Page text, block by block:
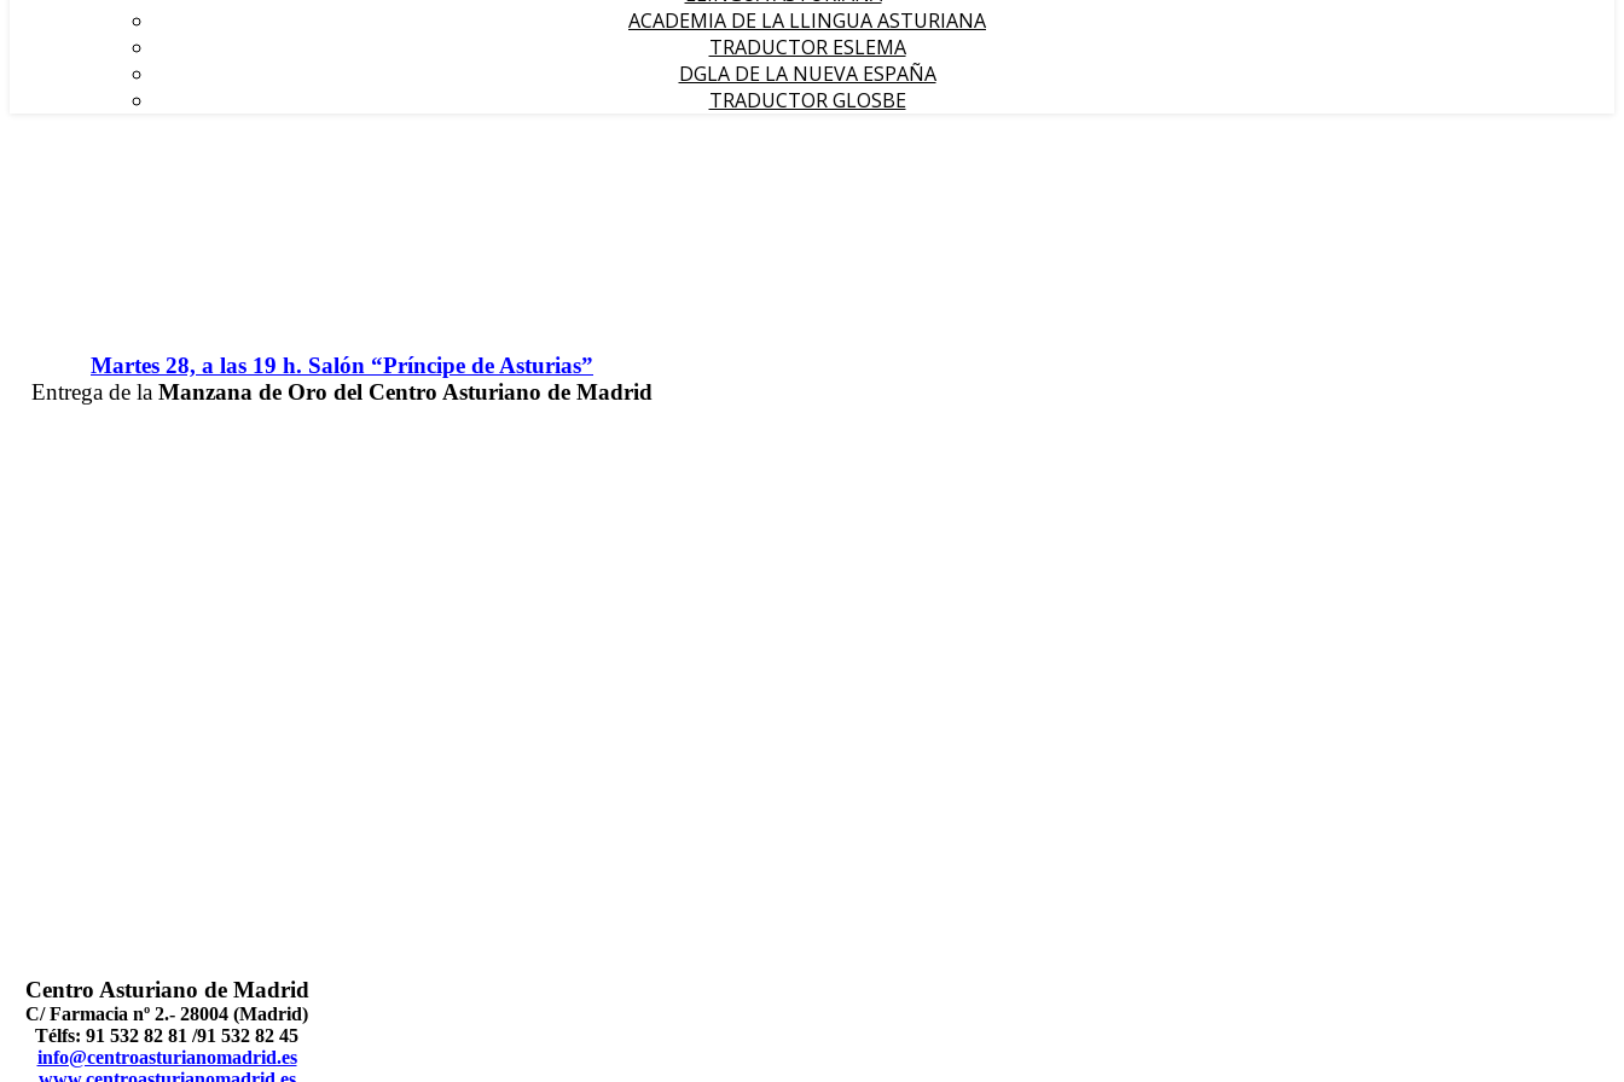
ACADEMIA DE LA LLINGUA ASTURIANA
TRADUCTOR ESLEMA
DGLA DE LA NUEVA ESPAÑA
TRADUCTOR GLOSBE
Martes 28, a las 19 h. Salón “Príncipe de Asturias”
Entrega de la Manzana de Oro del Centro Asturiano de Madrid
Centro Asturiano de Madrid
C/ Farmacia nº 2.- 28004 (Madrid)
Télfs: 91 532 82 81 /91 532 82 45
info@centroasturianomadrid.es